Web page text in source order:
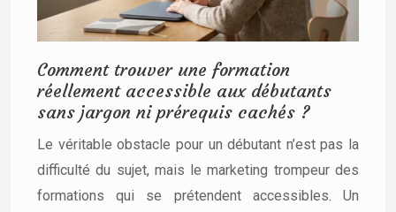
Comment trouver une formation
réellement accessible aux débutants
sans jargon ni prérequis cachés ?
Le véritable obstacle pour un débutant n’est pas la
difficulté du sujet, mais le marketing trompeur des
formations qui se prétendent accessibles. Un